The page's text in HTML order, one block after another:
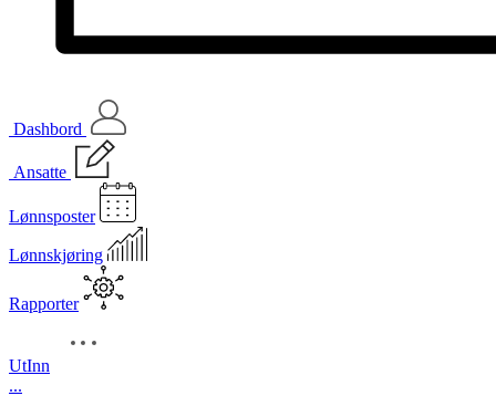
Dashbord
Ansatte
Lønnsposter
Lønnskjøring
Rapporter
UtInn
...